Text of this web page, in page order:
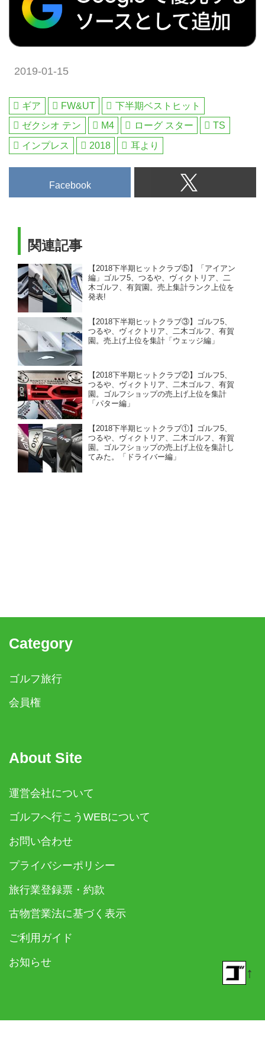
2019-01-15
ギア FW&UT
下半期ベストヒット
ゼクシオ テン
M4 ローグ スター
TS
インプレス
2018 耳より
Facebook
関連記事
【2018下半期ヒットクラブ⑤】「アイアン
編」ゴルフ5、つるや、ヴィクトリア、二
木ゴルフ、有賀園。売上集計ランク上位を
発表!
【2018下半期ヒットクラブ③】ゴルフ5、
つるや、ヴィクトリア、二木ゴルフ、有賀
園。売上げ上位を集計「ウェッジ編」
【2018下半期ヒットクラブ②】ゴルフ5、
つるや、ヴィクトリア、二木ゴルフ、有賀
園。ゴルフショップの売上げ上位を集計
「パター編」
【2018下半期ヒットクラブ①】ゴルフ5、
つるや、ヴィクトリア、二木ゴルフ、有賀
園。ゴルフショップの売上げ上位を集計し
てみた。「ドライバー編」
Category
ゴルフ旅行
会員権
About Site
運営会社について
ゴルフへ行こうWEBについて
お問い合わせ
プライバシーポリシー
旅行業登録票・約款
古物営業法に基づく表示
ご利用ガイド
お知らせ
↑